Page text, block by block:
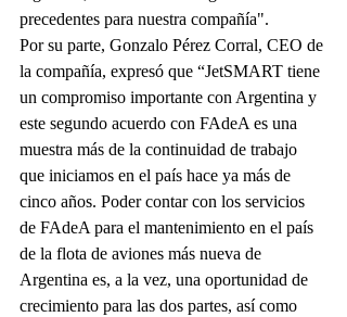
precedentes para nuestra compañía".
Por su parte, Gonzalo Pérez Corral, CEO de
la compañía, expresó que “JetSMART tiene
un compromiso importante con Argentina y
este segundo acuerdo con FAdeA es una
muestra más de la continuidad de trabajo
que iniciamos en el país hace ya más de
cinco años. Poder contar con los servicios
de FAdeA para el mantenimiento en el país
de la flota de aviones más nueva de
Argentina es, a la vez, una oportunidad de
crecimiento para las dos partes, así como